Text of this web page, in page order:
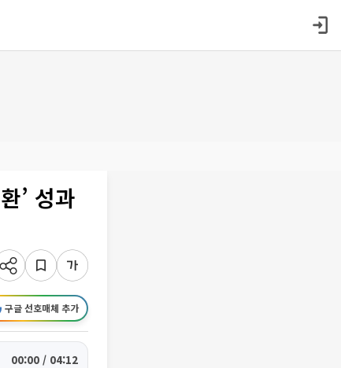
’ 성과
구글 선호매체 추가
00:00 / 04:12